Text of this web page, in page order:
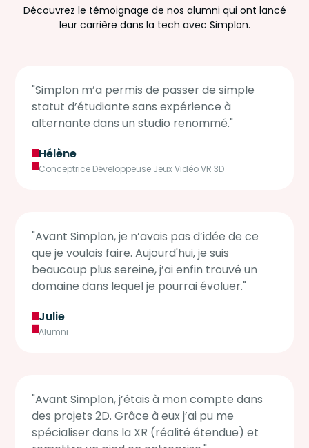
Découvrez le témoignage de nos alumni qui ont lancé
leur carrière dans la tech avec Simplon.
"Simplon m’a permis de passer de simple
statut d’étudiante sans expérience à
alternante dans un studio renommé."
Hélène
Conceptrice Développeuse Jeux Vidéo VR 3D
"Avant Simplon, je n’avais pas d’idée de ce
que je voulais faire. Aujourd'hui, je suis
beaucoup plus sereine, j’ai enfin trouvé un
domaine dans lequel je pourrai évoluer."
Julie
Alumni
"Avant Simplon, j’étais à mon compte dans
des projets 2D. Grâce à eux j’ai pu me
spécialiser dans la XR (réalité étendue) et